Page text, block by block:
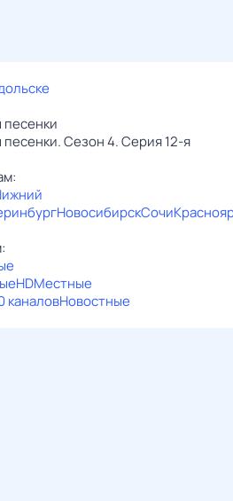
Сезон 4. Серия 12-я
НовосибирскСочи
HDМестные
каналовНовостные